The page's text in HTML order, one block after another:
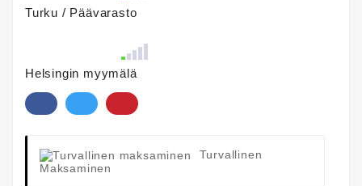
Turku / Päävarasto
Helsingin myymälä
Turvallinen
Maksaminen